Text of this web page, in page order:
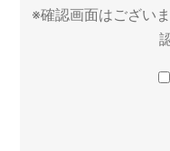
※確認画面はござい